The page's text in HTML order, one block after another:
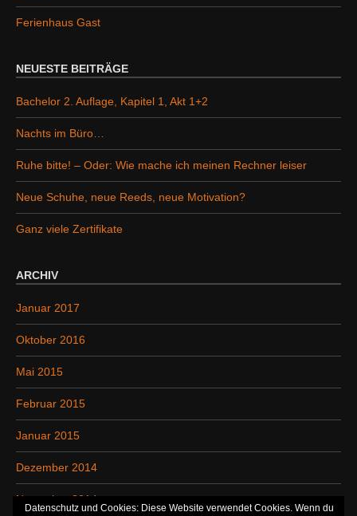
Ferienhaus Gast
NEUESTE BEITRÄGE
Bachelor 2. Auflage, Kapitel 1, Akt 1+2
Nachts im Büro…
Ruhe bitte! – Oder: Wie mache ich meinen Rechner leiser
Neue Schuhe, neue Reeds, neue Motivation?
Ganz viele Zertifikate
ARCHIV
Januar 2017
Oktober 2016
Mai 2015
Februar 2015
Januar 2015
Dezember 2014
November 2014
Datenschutz und Cookies: Diese Website verwendet Cookies. Wenn du